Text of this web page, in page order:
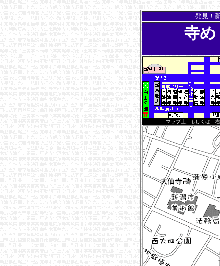
発見！
寺
マップ上、もしくは